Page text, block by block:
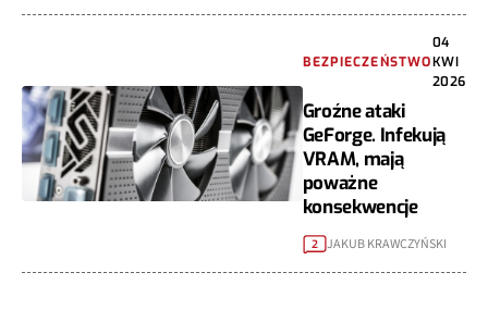
BEZPIECZEŃSTWO
04
KWI
2026
Groźne ataki
GeForge. Infekują
VRAM, mają
poważne
konsekwencje
2 JAKUB KRAWCZYŃSKI